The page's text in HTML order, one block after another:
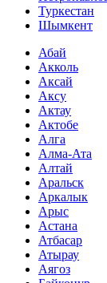
Туркестан
Шымкент
Абай
Акколь
Аксай
Аксу
Актау
Актобе
Алга
Алма-Ата
Алтай
Аральск
Аркалык
Арыс
Астана
Атбасар
Атырау
Аягоз